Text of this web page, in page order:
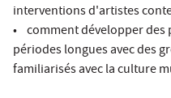
interventions d'artistes
• comment développer des
périodes longues avec des
familiarisés avec la culture